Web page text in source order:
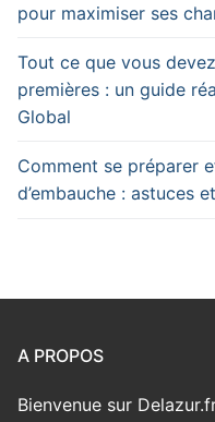
pour maximiser ses
Tout ce que vous
premières : un guide
Global
Comment se préparer
d’embauche : astuces
A PROPOS
Bienvenue sur